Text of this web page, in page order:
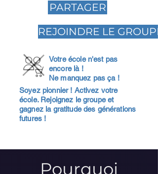
PARTAGER
REJOINDRE LE GROUPE
Votre école n'est pas
encore là !
Ne manquez pas ça !
Soyez pionnier ! Activez votre
école. Rejoignez le groupe et
gagnez la gratitude des générations
futures !
Pourquoi